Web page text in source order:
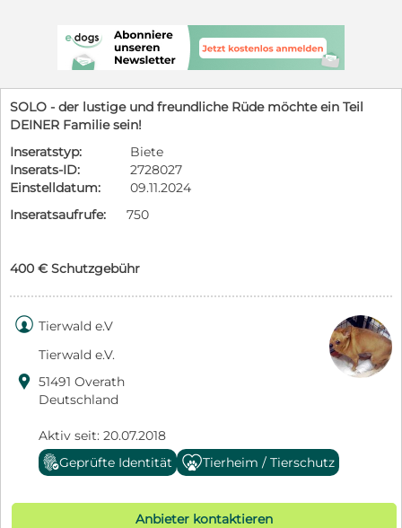
SOLO - der lustige und freundliche Rüde möchte ein Teil
DEINER Familie sein!
Inseratstyp:
Biete
Inserats-ID:
2728027
Einstelldatum:
09.11.2024
Inseratsaufrufe:
750
400 € Schutzgebühr
 Tierwald e.V
Tierwald e.V.
 51491 Overath
Deutschland
Aktiv seit: 20.07.2018
Geprüfte Identität
Tierheim / Tierschutz
Anbieter kontaktieren